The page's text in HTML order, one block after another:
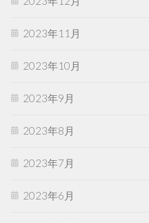
2023年11月
2023年10月
2023年9月
2023年8月
2023年7月
2023年6月